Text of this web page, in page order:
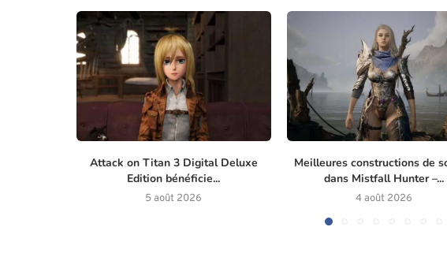
Attack on Titan 3 Digital Deluxe
Edition bénéficie...
5 août 2026
Meilleures constructions de
dans Mistfall Hunter –...
4 août 2026